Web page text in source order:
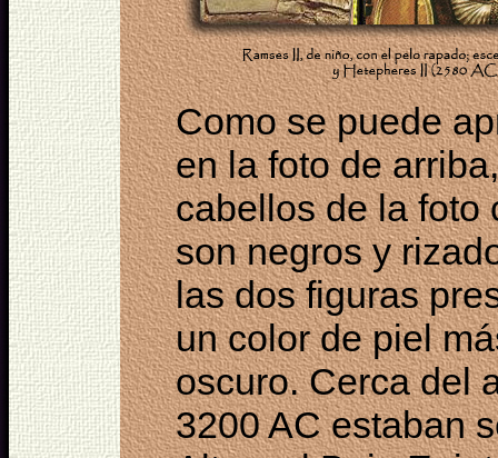
Como se puede
en la foto de
cabellos de la foto
son negros y
las dos figuras
un color de piel
oscuro. Cerca del
3200 AC estaban